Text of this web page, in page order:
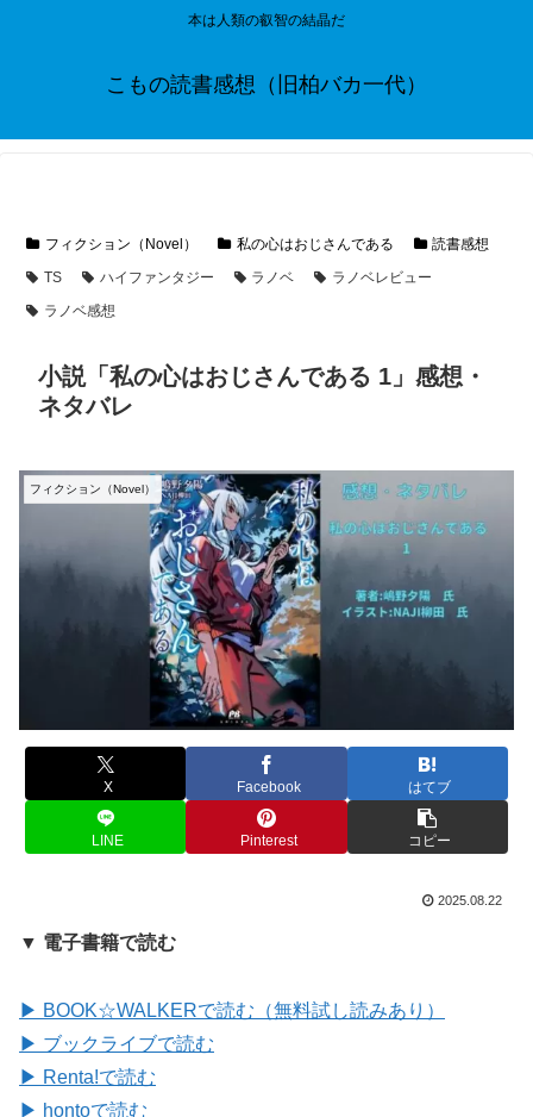
本は人類の叡智の結晶だ
こもの読書感想（旧柏バカ一代）
フィクション（Novel） 私の心はおじさんである
読書感想
TS
ハイファンタジー ラノベ
ラノベレビュー
ラノベ感想
小説「私の心はおじさんである 1」感想・
ネタバレ
フィクション（Novel）
X Facebook はてブ
LINE Pinterest コピー
2025.08.22
▼ 電子書籍で読む
▶ BOOK☆WALKERで読む（無料試し読みあり）
▶ ブックライブで読む
▶ Renta!で読む
▶ hontoで読む